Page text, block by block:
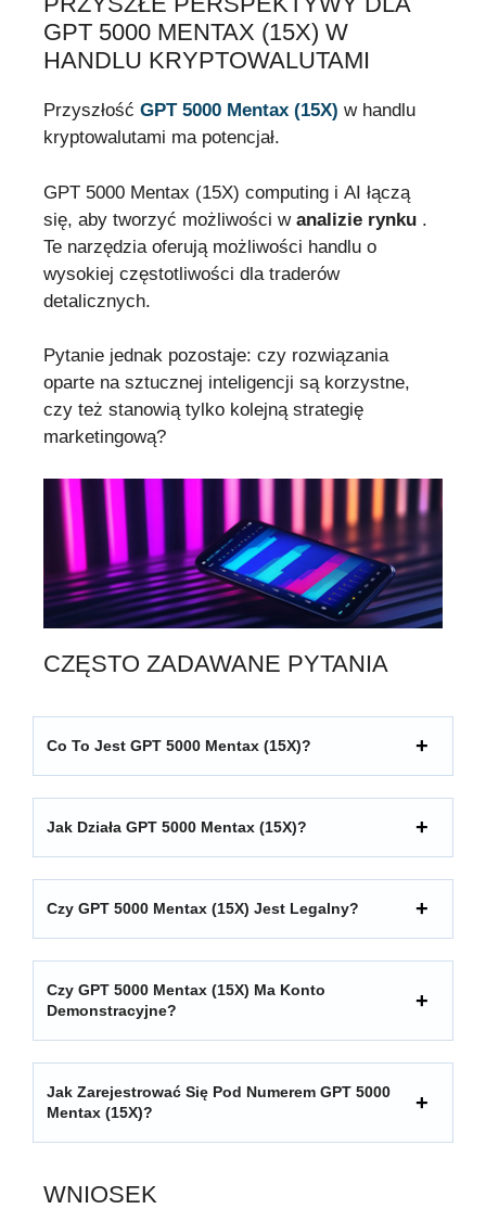
GPT 5000 MENTAX (15X) W
HANDLU KRYPTOWALUTAMI
Przyszłość GPT 5000 Mentax (15X) w handlu
kryptowalutami ma potencjał.
GPT 5000 Mentax (15X) computing i AI łączą
się, aby tworzyć możliwości w analizie rynku .
Te narzędzia oferują możliwości handlu o
wysokiej częstotliwości dla traderów
detalicznych.
Pytanie jednak pozostaje: czy rozwiązania
oparte na sztucznej inteligencji są korzystne,
czy też stanowią tylko kolejną strategię
marketingową?
CZĘSTO ZADAWANE PYTANIA
Co To Jest GPT 5000 Mentax (15X)?
Jak Działa GPT 5000 Mentax (15X)?
Czy GPT 5000 Mentax (15X) Jest Legalny?
Czy GPT 5000 Mentax (15X) Ma Konto
Demonstracyjne?
Jak Zarejestrować Się Pod Numerem GPT 5000
Mentax (15X)?
WNIOSEK